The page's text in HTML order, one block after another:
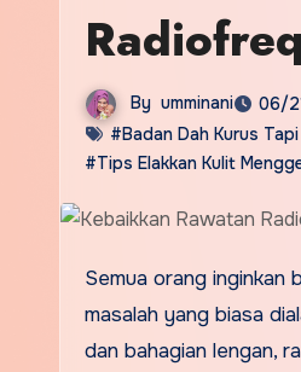
By umminani
06/
#Badan Dah Kurus
#Tips Elakkan Kulit
Semua orang inginkan
masalah yang biasa
dan bahagian lengan,